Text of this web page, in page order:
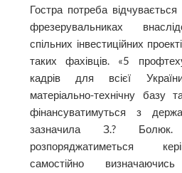
Гостра потреба
фрезерувальниках
спільних інвестиційних
таких фахівців. «5
кадрів для всієї
матеріально-технічну базу
фінансуватимуться з
зазначила З.?
розпоряджатиметься
самостійно